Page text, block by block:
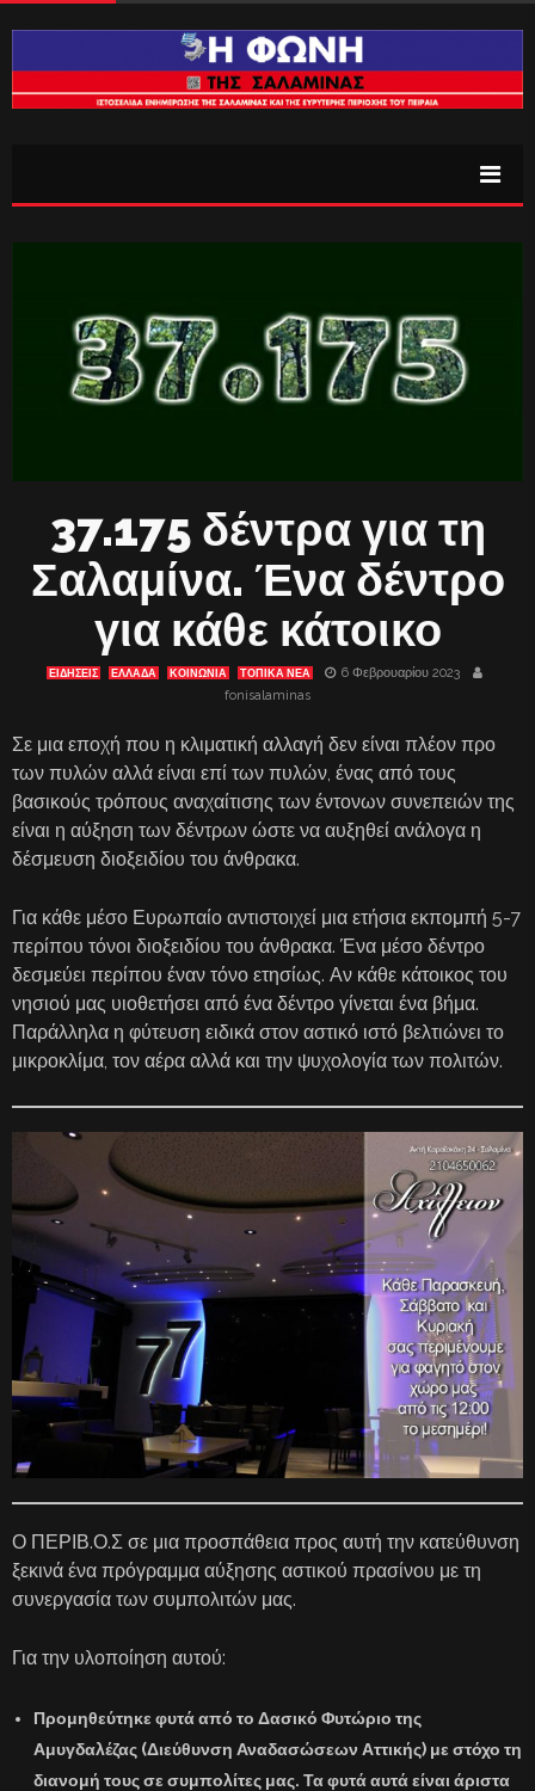
37.175 δέντρα για τη
Σαλαμίνα. Ένα δέντρο
για κάθε κάτοικο
ΕΙΔΗΣΕΙΣ ΕΛΛΑΔΑ ΚΟΙΝΩΝΙΑ ΤΟΠΙΚΑ ΝΕΑ
6 Φεβρουαρίου 2023
fonisalaminas
Σε μια εποχή που η κλιματική αλλαγή δεν είναι πλέον προ
των πυλών αλλά είναι επί των πυλών, ένας από τους
βασικούς τρόπους αναχαίτισης των έντονων συνεπειών της
είναι η αύξηση των δέντρων ώστε να αυξηθεί ανάλογα η
δέσμευση διοξειδίου του άνθρακα.
Για κάθε μέσο Ευρωπαίο αντιστοιχεί μια ετήσια εκπομπή 5-7
περίπου τόνοι διοξειδίου του άνθρακα. Ένα μέσο δέντρο
δεσμεύει περίπου έναν τόνο ετησίως. Αν κάθε κάτοικος του
νησιού μας υιοθετήσει από ένα δέντρο γίνεται ένα βήμα.
Παράλληλα η φύτευση ειδικά στον αστικό ιστό βελτιώνει το
μικροκλίμα, τον αέρα αλλά και την ψυχολογία των πολιτών.
Ο ΠΕΡΙΒ.Ο.Σ σε μια προσπάθεια προς αυτή την κατεύθυνση
ξεκινά ένα πρόγραμμα αύξησης αστικού πρασίνου με τη
συνεργασία των συμπολιτών μας.
Για την υλοποίηση αυτού:
Προμηθεύτηκε φυτά από το Δασικό Φυτώριο της
Αμυγδαλέζας (Διεύθυνση Αναδασώσεων Αττικής) με στόχο τη
διανομή τους σε συμπολίτες μας. Τα φυτά αυτά είναι άριστα